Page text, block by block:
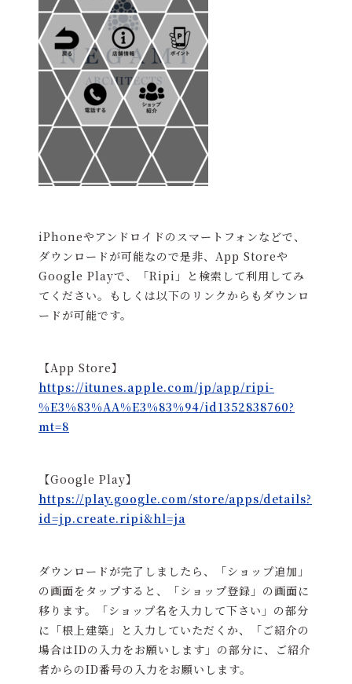
iPhoneやアンドロイドのスマートフォンなどで、
ダウンロードが可能なので是非、App Storeや
Google Playで、「Ripi」と検索して利用してみ
てください。もしくは以下のリンクからもダウンロ
ードが可能です。
【App Store】
https://itunes.apple.com/jp/app/ripi-
%E3%83%AA%E3%83%94/id1352838760?
mt=8
【Google Play】
https://play.google.com/store/apps/details?
id=jp.create.ripi&hl=ja
ダウンロードが完了しましたら、「ショップ追加」
の画面をタップすると、「ショップ登録」の画面に
移ります。「ショップ名を入力して下さい」の部分
に「根上建築」と入力していただくか、「ご紹介の
場合はIDの入力をお願いします」の部分に、ご紹介
者からのID番号の入力をお願いします。